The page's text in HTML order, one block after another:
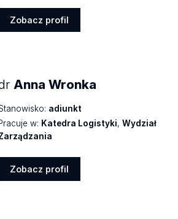
Zobacz profil
Anna Wronka
adiunkt
Pracuje w: Katedra Logistyki,Wydział
Zobacz profil